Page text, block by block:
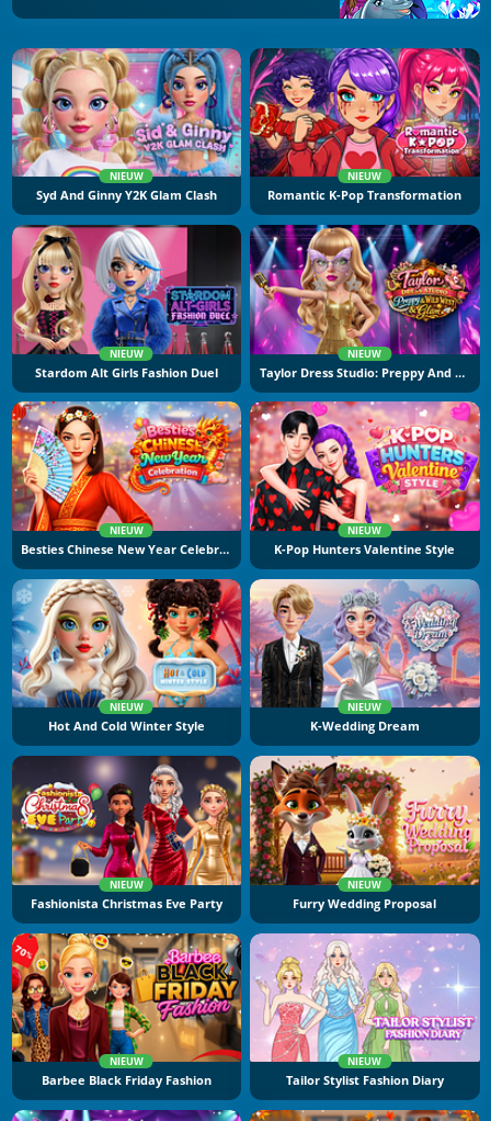
NIEUW
Syd And Ginny Y2K Glam Clash
NIEUW
Romantic K-Pop Transformation
NIEUW
Stardom Alt Girls Fashion Duel
NIEUW
Taylor Dress Studio: Preppy And Wild West Glam
NIEUW
Besties Chinese New Year Celebration
NIEUW
K-Pop Hunters Valentine Style
NIEUW
Hot And Cold Winter Style
NIEUW
K-Wedding Dream
NIEUW
Fashionista Christmas Eve Party
NIEUW
Furry Wedding Proposal
NIEUW
Barbee Black Friday Fashion
NIEUW
Tailor Stylist Fashion Diary